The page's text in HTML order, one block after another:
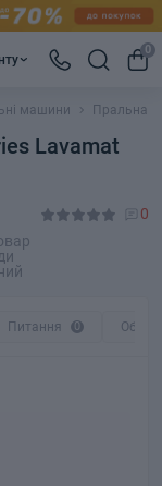
0
машини Пральна
Lavamat
0
Питання 0 Обмін